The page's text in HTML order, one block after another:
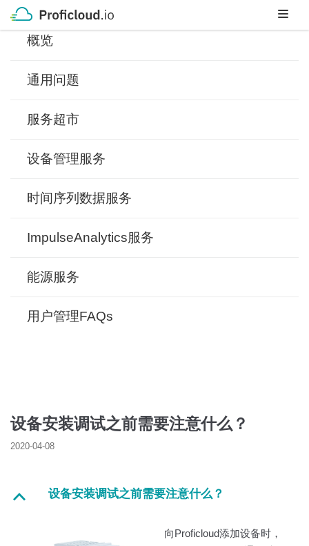
Skip
to
content
概览
通用问题
服务超市
设备管理服务
时间序列数据服务
ImpulseAnalytics服务
能源服务
用户管理FAQs
设备安装调试之前需要注意什么？
2020-04-08
B 设备安装调试之前需要注意什么？
向Proficloud添加设备时，